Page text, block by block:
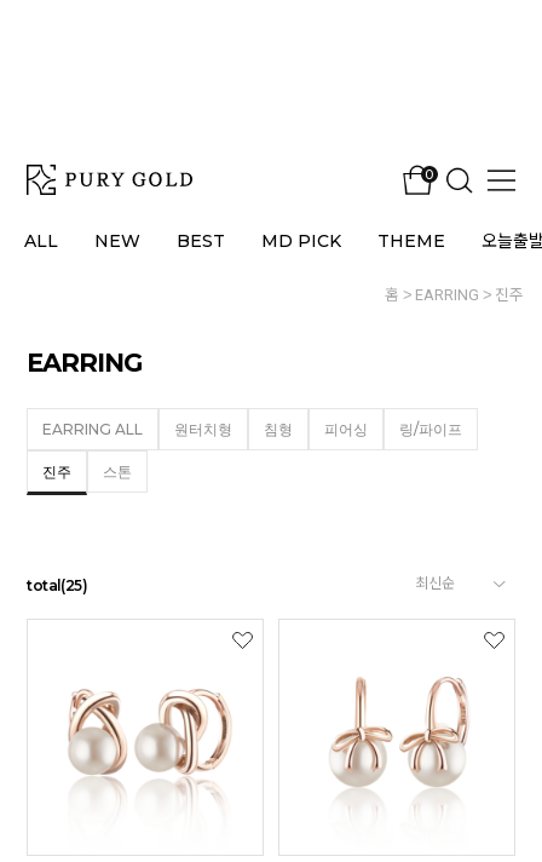
0
ALL NEW BEST MD PICK THEME 오늘출
홈 EARRING 진주
EARRING
EARRING ALL 원터치형 침형 피어싱 링/파이프
진주 스톤
total (25)